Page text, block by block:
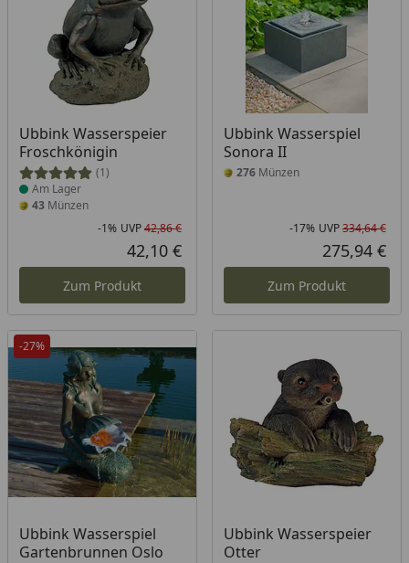
Ubbink Wasserspeier
Froschkönigin
(1)
Produkt am Lager
Am Lager
43 Münzen
Rabatt in Prozent
-1%
Ursprünglicher Preis
UVP42,86 €
Aktueller Preis
42,10 €
Zum Produkt
Ubbink Wasserspiel
Sonora II
276Münzen
-17% UVP334,64 €
275,94 €
Zum Produkt
-27%
Ubbink Wasserspiel
Gartenbrunnen Oslo
Ubbink Wasserspeier
Otter
Produkt am Lager